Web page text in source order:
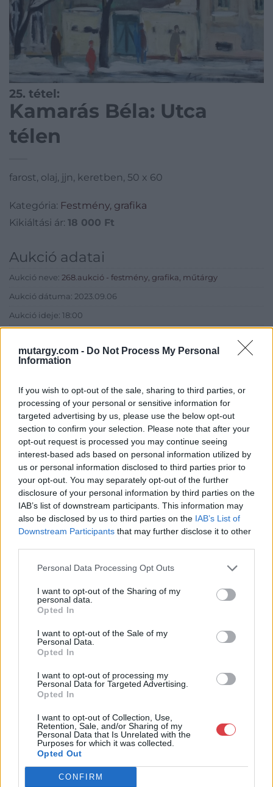
mutargy.com - Do Not Process My Personal
Information
If you wish to opt-out of the sale, sharing to third parties, or
processing of your personal or sensitive information for
targeted advertising by us, please use the below opt-out
section to confirm your selection. Please note that after your
opt-out request is processed you may continue seeing
interest-based ads based on personal information utilized by
us or personal information disclosed to third parties prior to
your opt-out. You may separately opt-out of the further
disclosure of your personal information by third parties on the
IAB’s list of downstream participants. This information may
also be disclosed by us to third parties on the IAB’s List of
Downstream Participants that may further disclose it to other
Personal Data Processing Opt Outs
I want to opt-out of the Sharing of my
personal data.
Opted In
I want to opt-out of the Sale of my
Personal Data.
Opted In
I want to opt-out of processing my
Personal Data for Targeted Advertising.
Opted In
I want to opt-out of Collection, Use,
Retention, Sale, and/or Sharing of my
Personal Data that Is Unrelated with the
Purposes for which it was collected.
Opted Out
CONFIRM
25. tétel:
Kamarás Béla: Utca
télen
farost, olaj, jjn, keretben, 50 x 60
Kategória: Festmény, grafika
Kikiáltási ár: 18 000 Ft
Aukció adatai
Aukció neve: 268.aukció - festmény, grafika, műtárgy
Aukció dátuma: 2023.09.06
Aukció ideje: 18:00
Eladó:Műgyűjtők Háza Kft.
Cím: Dudás Attila
Műgyűjtők Háza kft.
Budapest
1023.Bp. Zsigmond tér 11.
Telefon: 18008123
http://www.mugyujtokhaza.hu
Bemutatkozás: 2013 nyarán nyitottuk meg Galériánkat
rendszeresen tudják gazdagítani gyűjteményüket változatos
szerda esténként online árverést! Kedd-től péntek-ig 11.00-este
18.00 óráig várjuk szeretettel az érdeklődőket.
GALÉRIA TOVÁBBI MŰTÁRGYAI
KAPCSOLÓDÓ MŰTÁRGYAK